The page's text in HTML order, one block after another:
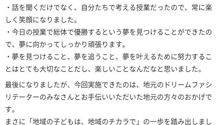
・話を聞くだけでなく、自分たちで考える授業だったので、常に楽
しく笑顔になりました。
・今日の授業で総体で優勝するという夢を見つけることができたの
で、夢に向かってしっかり頑張ります。
・夢を見つけること、夢を追うこと、夢を叶えるために努力するこ
とはとても大切なことだし、楽しいことなんだなと思いました。
最後になりましたが、今回実施できたのは、地元のドリームファシ
リテーターのみなさんとお手伝いいただいた地元の方々のおかげで
す。
まさに「地域の子どもは、地域のチカラで」の一歩を踏み出しまし